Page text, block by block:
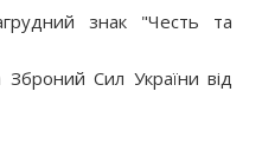
знак "Честь та
Сил України від